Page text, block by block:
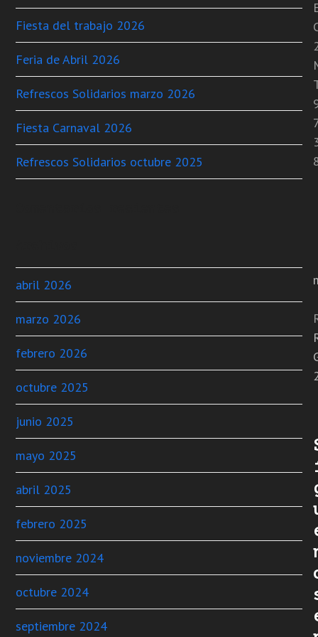
Fiesta del trabajo 2026
Feria de Abril 2026
Refrescos Solidarios marzo 2026
Fiesta Carnaval 2026
Refrescos Solidarios octubre 2025
abril 2026
marzo 2026
febrero 2026
octubre 2025
junio 2025
mayo 2025
abril 2025
febrero 2025
noviembre 2024
octubre 2024
septiembre 2024